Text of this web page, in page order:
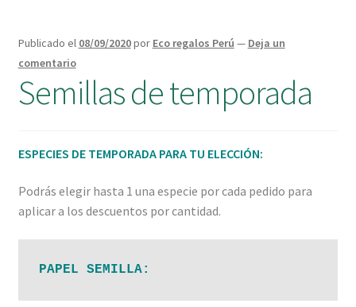
Publicado el 08/09/2020por Eco regalos Perú — Deja un
comentario
Semillas de temporada
ESPECIES DE TEMPORADA PARA TU ELECCIÓN:
Podrás elegir hasta 1 una especie por cada pedido para
aplicar a los descuentos por cantidad.
PAPEL SEMILLA: